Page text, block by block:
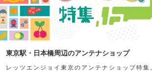
東京駅・日本橋周辺のアンテナショップ
レッツエンジョイ東京のアンテナショップ特集